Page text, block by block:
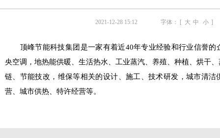
2021-12-28 15:12 字体： [ 大 中 小 ]
顶峰节能科技集团是一家有着近40年专业经验和行业信誉的
央空调，地热能供暖、生活热水、工业蒸汽、养殖、种植、烘干
链、节能技改，维保等相关的设计、施工、技术研发，城市清洁
营、城市供热、特许经营等。